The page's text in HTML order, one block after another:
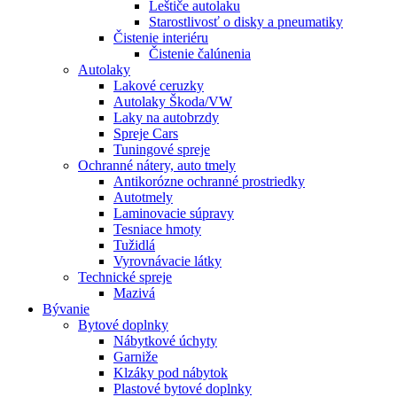
Leštiče autolaku
Starostlivosť o disky a pneumatiky
Čistenie interiéru
Čistenie čalúnenia
Autolaky
Lakové ceruzky
Autolaky Škoda/VW
Laky na autobrzdy
Spreje Cars
Tuningové spreje
Ochranné nátery, auto tmely
Antikorózne ochranné prostriedky
Autotmely
Laminovacie súpravy
Tesniace hmoty
Tužidlá
Vyrovnávacie látky
Technické spreje
Mazivá
Bývanie
Bytové doplnky
Nábytkové úchyty
Garniže
Klzáky pod nábytok
Plastové bytové doplnky